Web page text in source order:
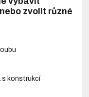
zvolit různé
s konstrukcí